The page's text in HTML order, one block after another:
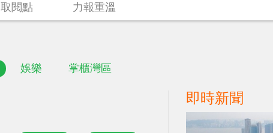
娛樂 掌櫃灣區
取閱點 力報重溫
即時新聞